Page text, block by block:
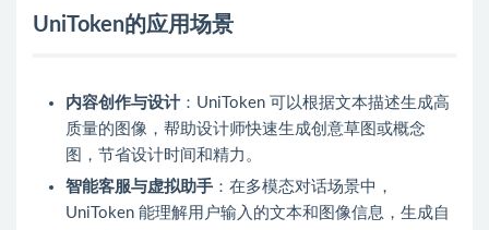
UniToken的应用场景
内容创作与设计：UniToken 可以根据文本描述生成高
质量的图像，帮助设计师快速生成创意草图或概念
图，节省设计时间和精力。
智能客服与虚拟助手 ：在多模态对话场景中，
UniToken 能理解用户输入的文本和图像信息，生成自